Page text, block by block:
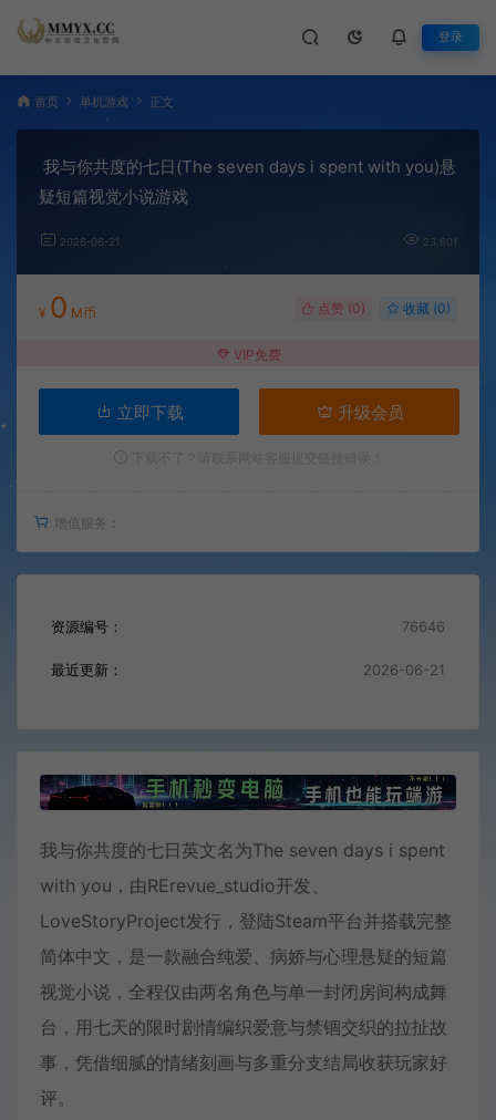
登录
首页 单机游戏 正文
我与你共度的七日(The seven days i spent with you)悬
疑短篇视觉小说游戏
2026-06-21 23,601
¥ 0 M币 点赞 (0) 收藏 (0)
VIP免费
立即下载 升级会员
增值服务：
资源编号： 76646
最近更新： 2026-06-21
我与你共度的七日英文名为The seven days i spent
with you，由RErevue_studio开发、
LoveStoryProject发行，登陆Steam平台并搭载完整
简体中文，是一款融合纯爱、病娇与心理悬疑的短篇
视觉小说，全程仅由两名角色与单一封闭房间构成舞
台，用七天的限时剧情编织爱意与禁锢交织的拉扯故
事，凭借细腻的情绪刻画与多重分支结局收获玩家好
评。